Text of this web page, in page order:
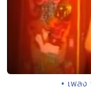
• เพล